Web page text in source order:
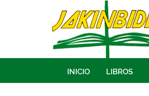
INICIO LIBROS